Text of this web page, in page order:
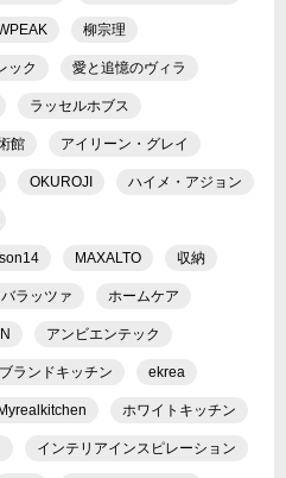
柳宗理
ック 愛と追憶のヴィラ
ラッセルホブス
館 アイリーン・グレイ
OKUROJI ハイメ・アジョン
MAXALTO 収納
バラッツァ ホームケア
アンビエンテック
ランドキッチン ekrea
Myrealkitchen ホワイトキッチン
インテリアインスピレーション